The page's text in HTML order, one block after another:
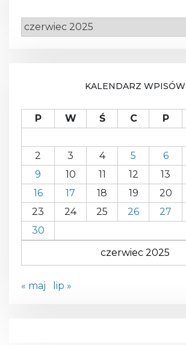
A
R
KALENDARZ WPISÓW
czerwiec 2025
P W Ś C P
2
3 4 5 6
9
10 11 12 13
16
17 18 19 20
23
24 25 26 27
30
« maj lip »